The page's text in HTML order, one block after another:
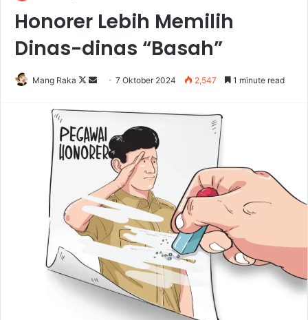
Honorer Lebih Memilih
Dinas-dinas “Basah”
Mang Raka
Follow
X
Send
email
7 Oktober 2024 2,547 1 minute read